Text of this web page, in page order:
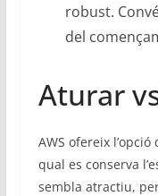
robust.
del
Aturar
AWS ofereix
qual es conserva
sembla atractiu,